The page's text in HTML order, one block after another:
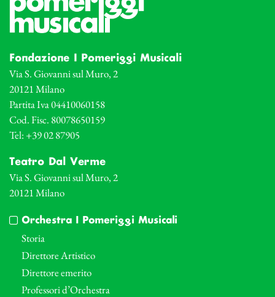
Fondazione I Pomeriggi Musicali
Via S. Giovanni sul Muro, 2
20121 Milano
Partita Iva 04410060158
Cod. Fisc. 80078650159
Tel: +39 02 87905
Teatro Dal Verme
Via S. Giovanni sul Muro, 2
20121 Milano
Orchestra I Pomeriggi Musicali
Storia
Direttore Artistico
Direttore emerito
Professori d’Orchestra